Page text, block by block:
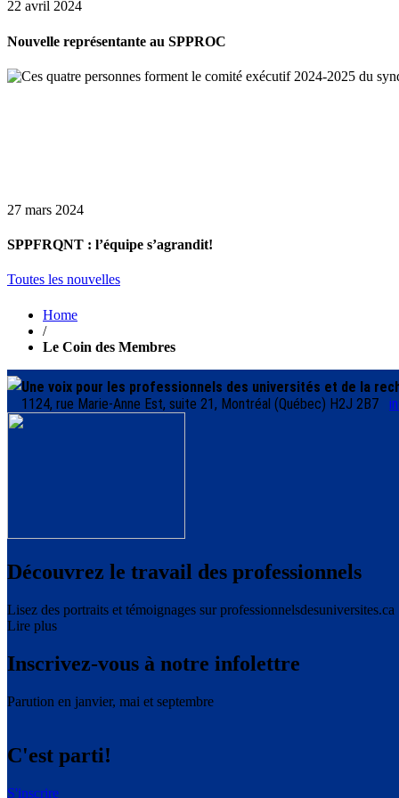
22 avril 2024
Nouvelle représentante au SPPROC
27 mars 2024
SPPFRQNT : l’équipe s’agrandit!
Toutes les nouvelles
Home
/
Le Coin des Membres
Une voix pour les professionnels des universités et de la
1124, rue Marie-Anne Est, suite 21, Montréal (Québec) H2J 2B7
Découvrez le travail des professionnels
Lisez des portraits et témoignages sur professionnelsdesuniversites.ca
Lire plus
Inscrivez-vous à notre infolettre
Parution en janvier, mai et septembre
C'est parti!
S'inscrire